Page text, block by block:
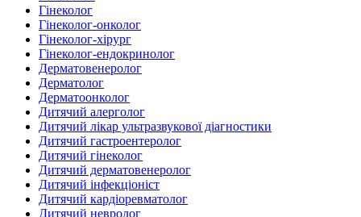
Гінеколог
Гінеколог-онколог
Гінеколог-хірург
Гінеколог-ендокринолог
Дерматовенеролог
Дерматолог
Дерматоонколог
Дитячий алерголог
Дитячий лікар ультразвукової діагностики
Дитячий гастроентеролог
Дитячий гінеколог
Дитячий дерматовенеролог
Дитячий інфекціоніст
Дитячий кардіоревматолог
Дитячий невролог